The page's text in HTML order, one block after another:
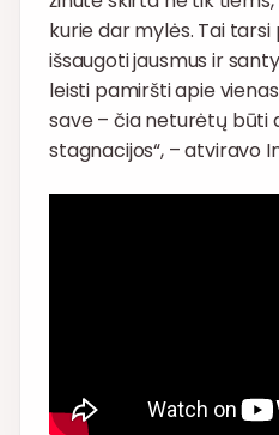
kurie dar mylės. Tai
išsaugoti jausmus ir
leisti pamiršti apie
save – čia neturėtų būti
stagnacijos“, – atviravo